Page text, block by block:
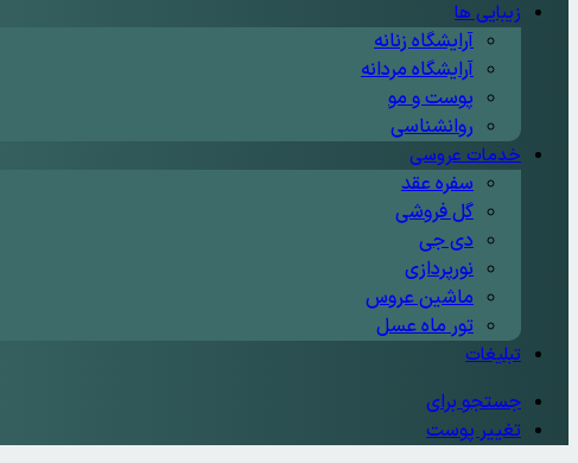
زیبایی ها
آرایشگاه زنانه
آرایشگاه مردانه
پوست و مو
روانشناسی
خدمات عروسی
سفره عقد
گل فروشی
دی جی
نورپردازی
ماشین عروس
تور ماه عسل
تبلیغات
جستجو برای
تغییر پوست